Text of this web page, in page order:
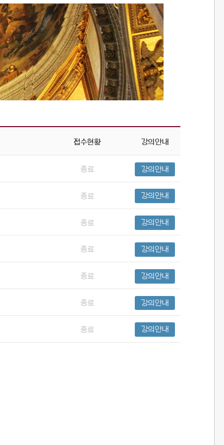
접수현황 강의안내
종료 강의안내
종료 강의안내
종료 강의안내
종료 강의안내
종료 강의안내
종료 강의안내
종료 강의안내